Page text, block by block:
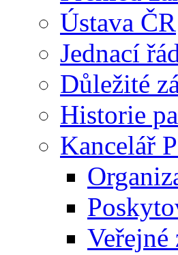
Ústava ČR
Jednací
Důležité
Historie
Kancelář
Veřejné